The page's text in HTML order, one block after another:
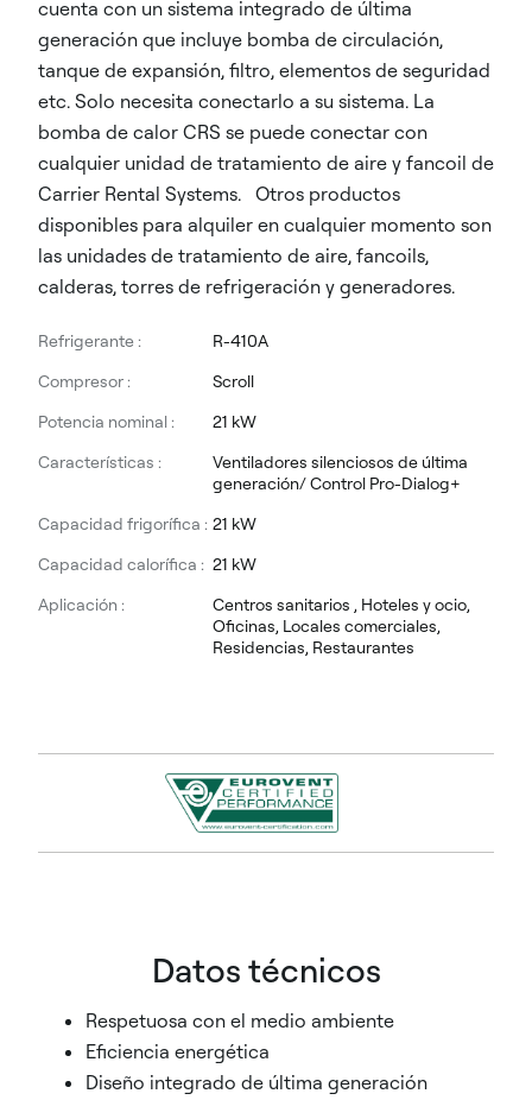
cuenta con un sistema integrado de última
generación que incluye bomba de circulación,
tanque de expansión, filtro, elementos de seguridad
etc. Solo necesita conectarlo a su sistema. La
bomba de calor CRS se puede conectar con
cualquier unidad de tratamiento de aire y fancoil de
Carrier Rental Systems. Otros productos
disponibles para alquiler en cualquier momento son
las unidades de tratamiento de aire, fancoils,
calderas, torres de refrigeración y generadores.
Refrigerante :
R-410A
Compresor :
Scroll
Potencia nominal :
21 kW
Características :
Ventiladores silenciosos de última
generación/ Control Pro-Dialog+
Capacidad frigorífica : 21 kW
Capacidad calorífica : 21 kW
Aplicación :
Centros sanitarios , Hoteles y ocio,
Oficinas, Locales comerciales,
Residencias, Restaurantes
Datos técnicos
Respetuosa con el medio ambiente
Eficiencia energética
Diseño integrado de última generación